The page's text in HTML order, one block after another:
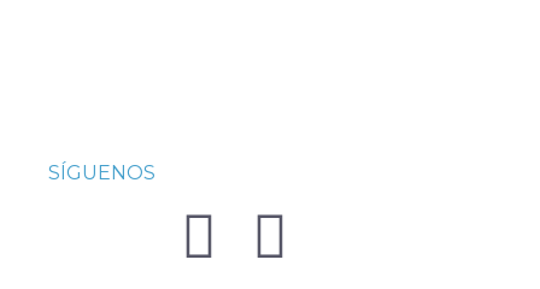
SÍGUENOS